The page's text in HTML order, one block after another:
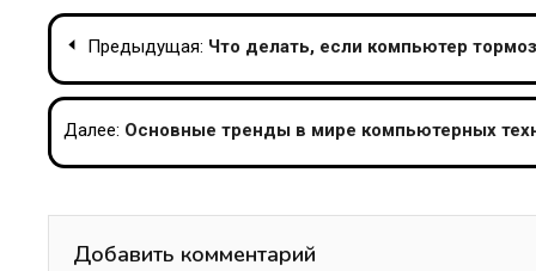
Навигация
по
записям
Предыдущая: Что делать, если компьютер
Далее: Основные тренды в мире компьютерных
Добавить комментарий